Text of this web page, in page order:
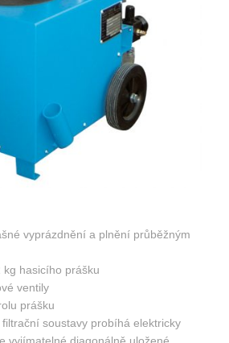
vyprázdnění a plnění průběžným
kg hasicího prášku
ventily
prášku
soustavy probíhá elektricky
vyjímatelné diagonálně uložené